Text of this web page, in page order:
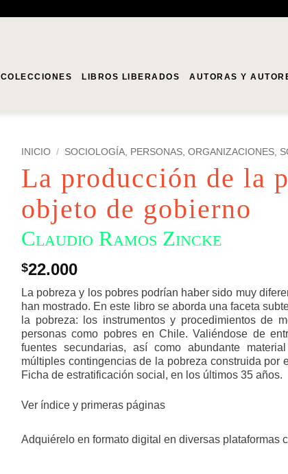
COLECCIONES LIBROS LIBERADOS AUTORAS Y
INICIO / SOCIOLOGÍA, PERSONAS, ORGANIZACIONES,
La producción de la
objeto de gobierno
Claudio Ramos Zincke
$22.000
La pobreza y los pobres podrían haber sido muy
han mostrado. En este libro se aborda una faceta
la pobreza: los instrumentos y procedimientos de
personas como pobres en Chile. Valiéndose de
fuentes secundarias, así como abundante
múltiples contingencias de la pobreza construida por
Ficha de estratificación social, en los últimos 35 años.
Ver índice y primeras páginas
Adquiérelo en formato digital en diversas plataformas